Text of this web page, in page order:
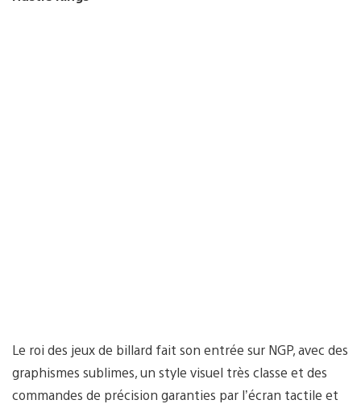
Le roi des jeux de billard fait son entrée sur NGP, avec des
graphismes sublimes, un style visuel très classe et des
commandes de précision garanties par l’écran tactile et